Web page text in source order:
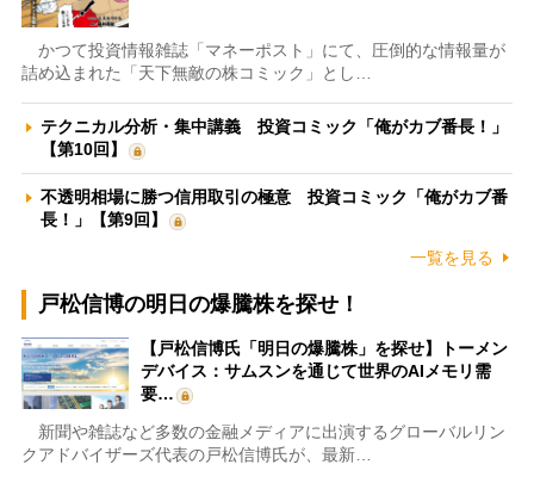
かつて投資情報雑誌「マネーポスト」にて、圧倒的な情報量が
詰め込まれた「天下無敵の株コミック」とし…
テクニカル分析・集中講義 投資コミック「俺がカブ番長！」
【第10回】
不透明相場に勝つ信用取引の極意 投資コミック「俺がカブ番
長！」【第9回】
一覧を見る
戸松信博の明日の爆騰株を探せ！
【戸松信博氏「明日の爆騰株」を探せ】トーメン
デバイス：サムスンを通じて世界のAIメモリ需
要…
新聞や雑誌など多数の金融メディアに出演するグローバルリン
クアドバイザーズ代表の戸松信博氏が、最新…